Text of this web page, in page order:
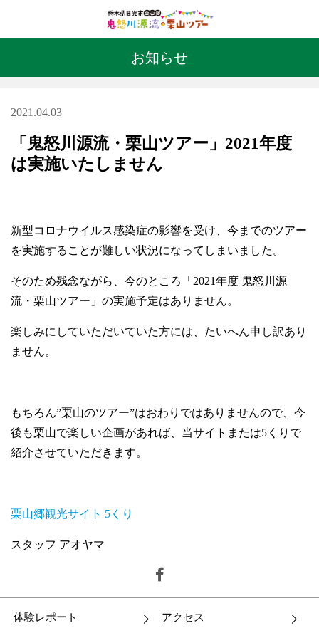
お知らせ
2021.04.03
「鬼怒川源流・栗山ツアー」2021年度
は実施いたしません
新型コロナウイルス感染症の影響を受け、今までのツアー
を実施することが難しい状況になってしまいました。
そのため残念ながら、今のところ「2021年度 鬼怒川源
流・栗山ツアー」の実施予定はありません。
楽しみにしていただいていた方には、たいへん申し訳あり
ません。
もちろん”栗山のツアー”はおわりではありませんので、今
後も栗山で楽しい企画があれば、当サイトまたは5くりで
紹介させていただきます。
栗山郷観光サイト 5くり
スタッフ アオヤマ
体験レポート アクセス